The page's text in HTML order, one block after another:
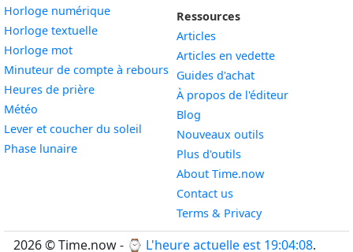
Horloge numériqueWidget
Horloge textuelleWidget
Horloge motWidget
Minuteur de compte à rebours Widget
Heures de prièreWidget
Météo
Lever et coucher du soleil
Phase lunaireWidget
Ressources
Articles
Articles en vedette
Guides d'achat
À propos de l'éditeur
Blog
Nouveaux outils
Plus d'outils
About Time.now
Contact us
Terms & Privacy
2026 © Time.now - ⌚ L'heure actuelle est 19:04:08.